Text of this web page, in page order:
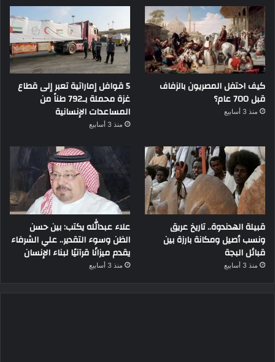
كيف احتفل المصريون بالزفاف
قبل 700 عام؟
منذ 3 أسابيع
5 قوافل إماراتية تعبر إلى قطاع
غزة محملة بـ792 طناً من
المساعدات الإنسانية
منذ 3 أسابيع
قبيلة الهدندوة.. تاريخ عريق
ونسب أصيل ومكانة بارزة بين
قبائل البجة
منذ 3 أسابيع
علاء عبدالله يكتب: بين حسن
الظن وسوء التقدير.. علي الشرفاء
يقدم ميزانًا قرآنيًا لبناء الإنسان
منذ 3 أسابيع